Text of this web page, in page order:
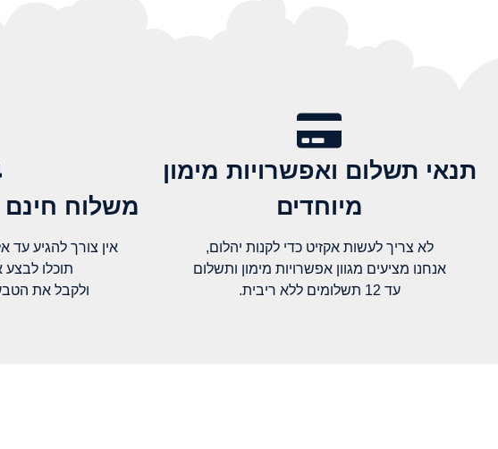
תנאי תשלום ואפשרויות מימון
מיוחדים
לא צריך לעשות אקזיט כדי לקנות יהלום,
אנחנו מציעים מגוון אפשרויות מימון ותשלום
עד 12 תשלומים ללא ריבית.
משלוח
אין צורך להגיע עד
תוכלו
ולקבל את